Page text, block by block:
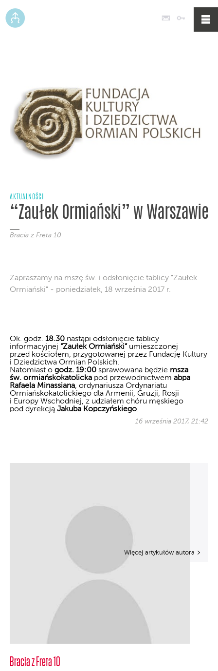
Poczta
AKTUALNOŚCI
“Zaułek Ormiański” w Warszawie
Bracia z Freta 10
Zapraszamy na mszę św. i odsłonięcie tablicy "Zaułek
Ormiański" - poniedziałek, 18 września 2017 r.
Ok. godz. 18.30 nastąpi odsłonięcie tablicy
informacyjnej “Zaułek Ormiański” umieszczonej
przed kościołem, przygotowanej przez Fundację Kultury
i Dziedzictwa Ormian Polskich.
Natomiast o godz. 19:00 sprawowana będzie msza
św. ormiańskokatolicka pod przewodnictwem abpa
Rafaela Minassiana, ordynariusza Ordynariatu
Ormiańskokatolickiego dla Armenii, Gruzji, Rosji
i Europy Wschodniej, z udziałem chóru męskiego
pod dyrekcją Jakuba Kopczyńskiego.
16 września 2017, 21:42
Bracia z Freta 10
Więcej artykułów autora